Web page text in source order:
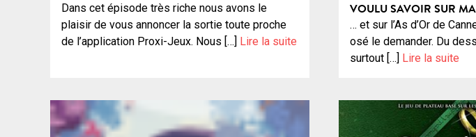
Dans cet épisode très riche nous avons le
plaisir de vous annoncer la sortie toute proche
de l’application Proxi-Jeux. Nous […] Lire la suite
VOULU SAVOIR SUR
… et sur l’As d’Or de
osé le demander. Du
surtout […] Lire la suite